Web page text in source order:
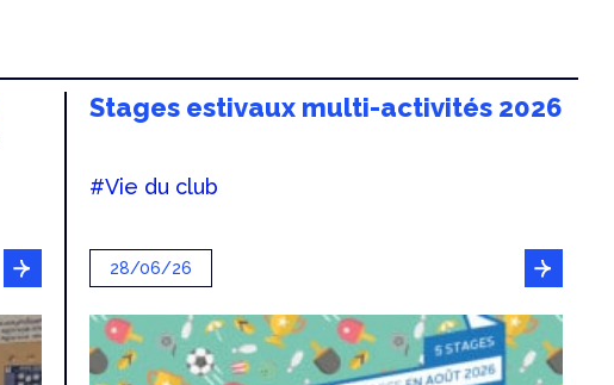
Stages estivaux multi-activités 2026
#Vie du club
28/06/26